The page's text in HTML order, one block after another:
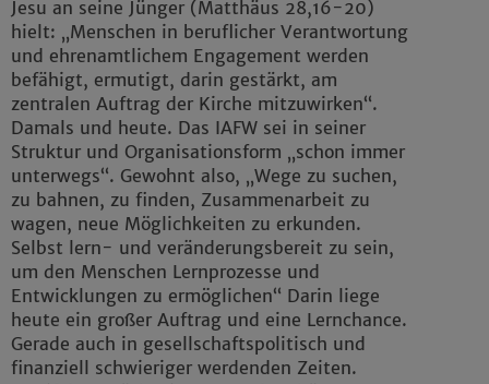
Jesu an seine Jünger (Matthäus 28,16-20)
hielt: „Menschen in beruflicher Verantwortung
und ehrenamtlichem Engagement werden
befähigt, ermutigt, darin gestärkt, am
zentralen Auftrag der Kirche mitzuwirken“.
Damals und heute. Das IAFW sei in seiner
Struktur und Organisationsform „schon immer
unterwegs“. Gewohnt also, „Wege zu suchen,
zu bahnen, zu finden, Zusammenarbeit zu
wagen, neue Möglichkeiten zu erkunden.
Selbst lern- und veränderungsbereit zu sein,
um den Menschen Lernprozesse und
Entwicklungen zu ermöglichen“ Darin liege
heute ein großer Auftrag und eine Lernchance.
Gerade auch in gesellschaftspolitisch und
finanziell schwieriger werdenden Zeiten.